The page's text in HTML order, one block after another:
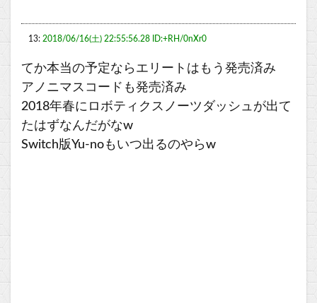
13: 2018/06/16(土) 22:55:56.28 ID:+RH/0nXr0
てか本当の予定ならエリートはもう発売済み
アノニマスコードも発売済み
2018年春にロボティクスノーツダッシュが出て
たはずなんだがなw
Switch版Yu-noもいつ出るのやらw